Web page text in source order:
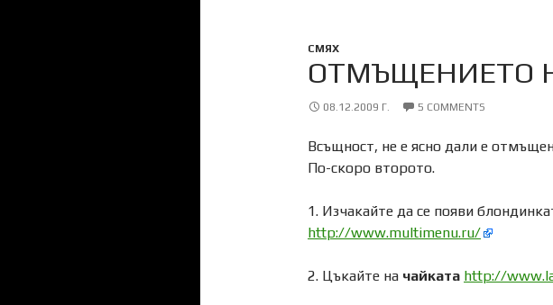
СМЯХ
ОТМЪЩЕНИЕТО
08.12.2009 Г. 5 COMMENTS
Всъщност, не е ясно дали е
По-скоро второто.
1. Изчакайте да се появи
http://www.multimenu.ru/
2. Цъкайте на чайката http://